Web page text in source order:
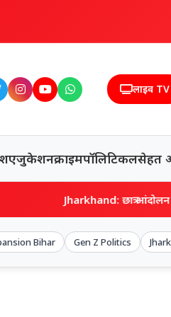
लाइव TV
एजुकेशनक्राइमपॉलिटिकलसेहत
Jharkhand: छात्र आंदोलन की गूंज
Bihar Gen Z Politics